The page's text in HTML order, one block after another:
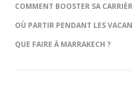
COMMENT BOOSTER SA
OÙ PARTIR PENDANT LES
QUE FAIRE À MARRAKECH ?